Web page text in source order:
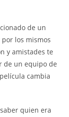
de un
los mismos
y amistades te
de un equipo de
cambia
quien era